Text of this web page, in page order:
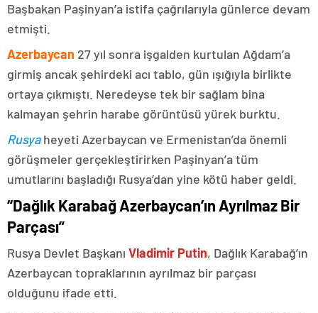
Başbakan Paşinyan’a istifa çağrılarıyla günlerce devam
etmişti.
Azerbaycan 27 yıl sonra işgalden kurtulan Ağdam’a
girmiş ancak şehirdeki acı tablo, gün ışığıyla birlikte
ortaya çıkmıştı. Neredeyse tek bir sağlam bina
kalmayan şehrin harabe görüntüsü yürek burktu.
Rusyaheyeti Azerbaycan ve Ermenistan’da önemli
görüşmeler gerçekleştirirken Paşinyan’a tüm
umutlarını başladığı Rusya’dan yine kötü haber geldi.
“Dağlık Karabağ Azerbaycan’ın Ayrılmaz Bir
Parçası”
Rusya Devlet Başkanı Vladimir Putin, Dağlık Karabağ’ın
Azerbaycan topraklarının ayrılmaz bir parçası
olduğunu ifade etti.